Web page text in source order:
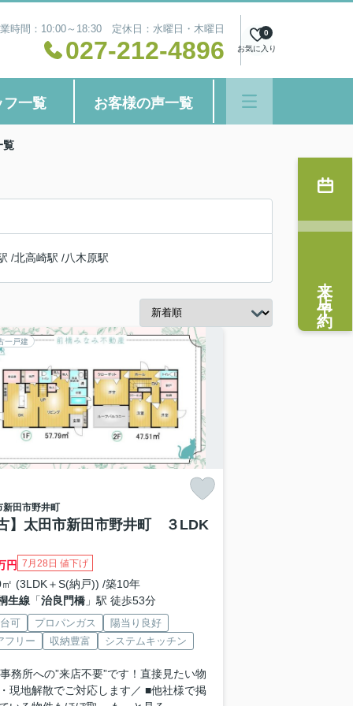
時間：10:00～18:30 定休日：水曜日・木曜日
027-212-4896 お気に入り
0
フ一覧 お客様の声一覧
覧
/北高崎駅 /八木原駅
一戸建
新田市野井町
古】太田市新田市野井町 ３LDK
円 7月28日 値下げ
(3LDK＋S(納戸)) /築10年
生線「治良門橋」駅 徒歩53分
可 プロパンガス
陽当り良好
フリー
収納豊富 システムキッチン
務所への”来店不要”です！直接見たい物
現地解散でご対応します／ ■他社様で掲
来店予約